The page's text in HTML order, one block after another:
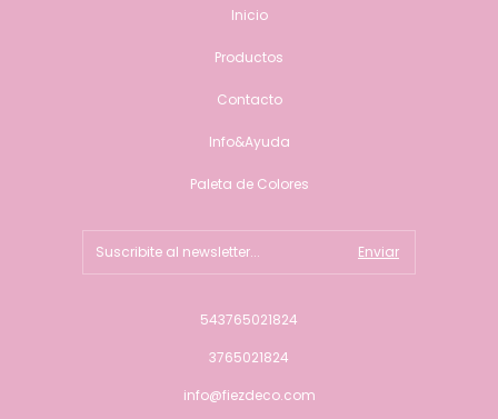
Inicio
Productos
Contacto
Info&Ayuda
Paleta de Colores
543765021824
3765021824
info@fiezdeco.com